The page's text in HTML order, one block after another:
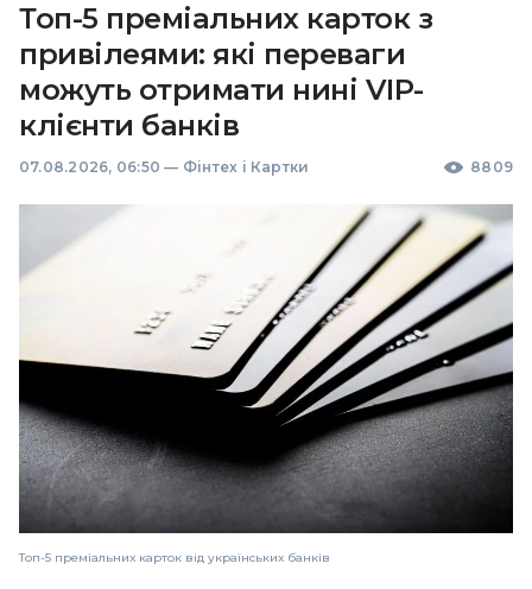
Топ-5 преміальних карток з
привілеями: які переваги
можуть отримати нині VIP-
клієнти банків
07.08.2026, 06:50 — Фінтех і Картки 8809
Топ-5 преміальних карток від українських банків